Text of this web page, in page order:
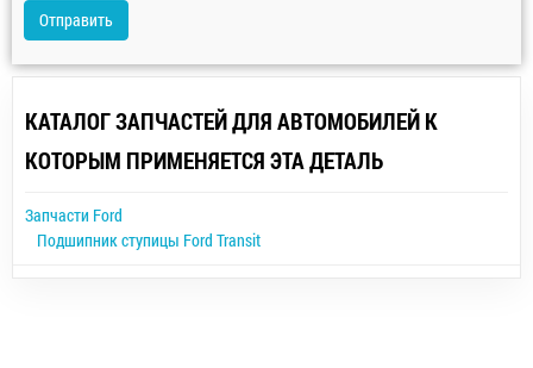
Отправить
КАТАЛОГ ЗАПЧАСТЕЙ ДЛЯ АВТОМОБИЛЕЙ К
КОТОРЫМ ПРИМЕНЯЕТСЯ ЭТА ДЕТАЛЬ
Запчасти Ford
Подшипник ступицы Ford Transit